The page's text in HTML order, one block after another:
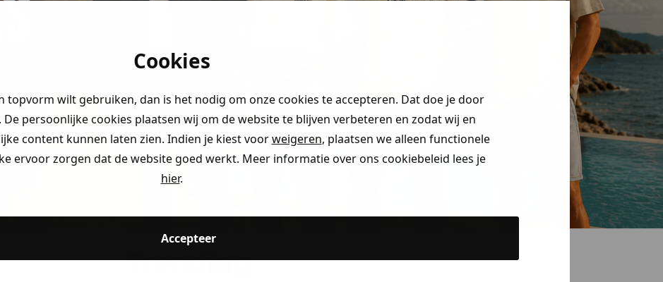
Cookies
topvorm wilt gebruiken, dan is het nodig om onze cookies te accepteren. Dat doe je door
persoonlijke cookies plaatsen wij om de website te blijven verbeteren en zodat wij en
content kunnen laten zien. Indien je kiest voorweigeren, plaatsen we alleen functionele
ervoor zorgen dat de website goed werkt. Meer informatie over ons cookiebeleid lees je
hier.
Accepteer
Trending
je naar op
kleding